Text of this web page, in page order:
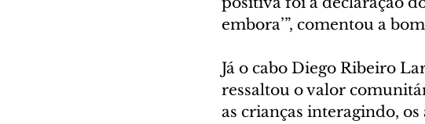
embora’”, comentou a
Já o cabo Diego Ribeiro
ressaltou o valor
as crianças interagindo,